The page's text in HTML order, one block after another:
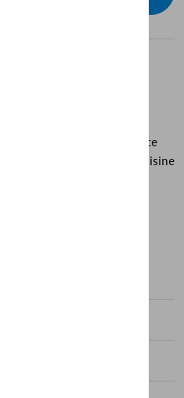
et économisez de l’espace
avec cet ustensile de cuisine
Disponible en service